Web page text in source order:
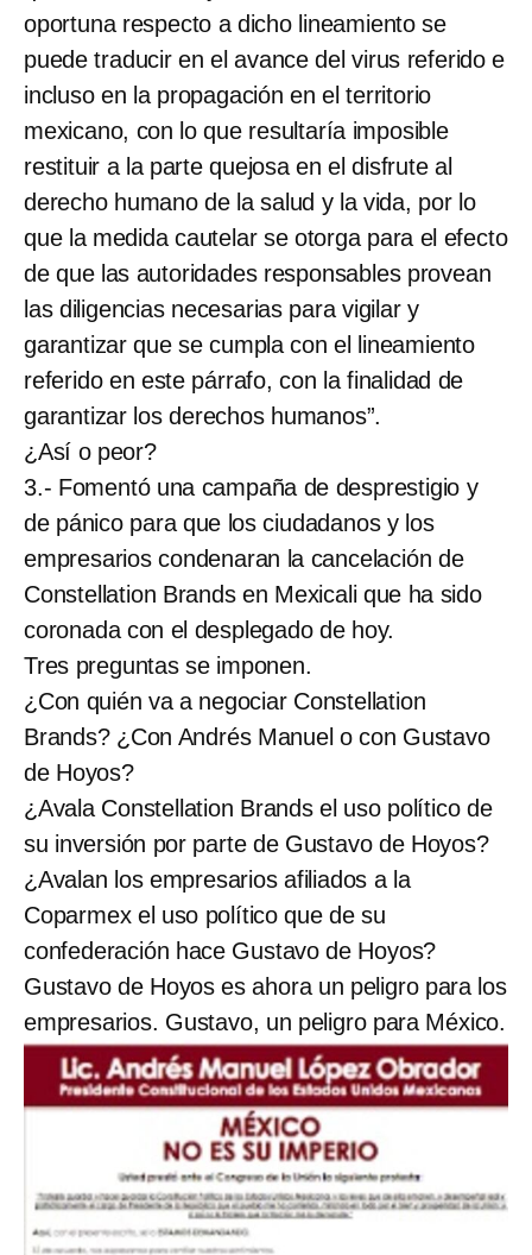
oportuna respecto a dicho lineamiento se
puede traducir en el avance del virus referido e
incluso en la propagación en el territorio
mexicano, con lo que resultaría imposible
restituir a la parte quejosa en el disfrute al
derecho humano de la salud y la vida, por lo
que la medida cautelar se otorga para el efecto
de que las autoridades responsables provean
las diligencias necesarias para vigilar y
garantizar que se cumpla con el lineamiento
referido en este párrafo, con la finalidad de
garantizar los derechos humanos”.
¿Así o peor?
3.- Fomentó una campaña de desprestigio y
de pánico para que los ciudadanos y los
empresarios condenaran la cancelación de
Constellation Brands en Mexicali que ha sido
coronada con el desplegado de hoy.
Tres preguntas se imponen.
¿Con quién va a negociar Constellation
Brands? ¿Con Andrés Manuel o con Gustavo
de Hoyos?
¿Avala Constellation Brands el uso político de
su inversión por parte de Gustavo de Hoyos?
¿Avalan los empresarios afiliados a la
Coparmex el uso político que de su
confederación hace Gustavo de Hoyos?
Gustavo de Hoyos es ahora un peligro para los
empresarios. Gustavo, un peligro para México.